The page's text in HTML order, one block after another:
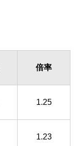
倍率
1.25
1.23